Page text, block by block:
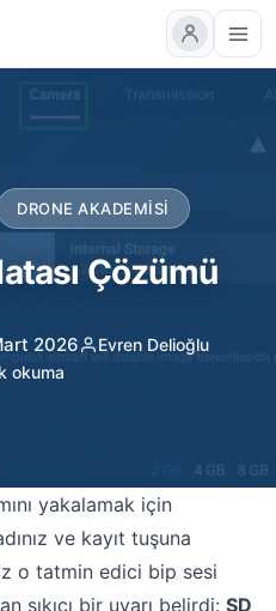
DRONE AKADEMISI
Çözümü
2026
Evren Delioğlu
okuma
yakalamak için
ve kayıt tuşuna
o tatmin edici bip sesi
sıkıcı bir uyarı belirdi: SD